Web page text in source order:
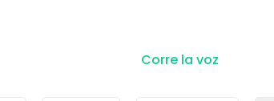
Corre la voz